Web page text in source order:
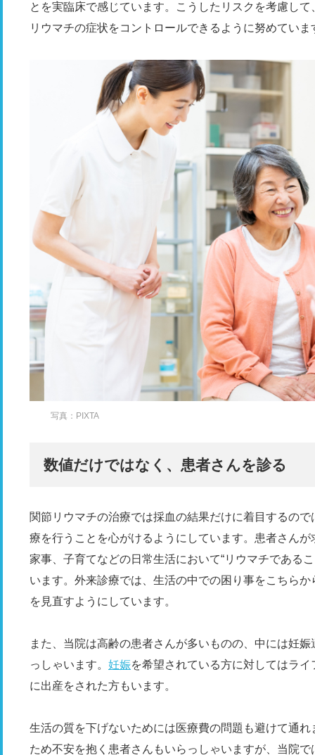
とを実臨床で感じています。こうしたリスクを考慮し
リウマチの症状をコントロールできるように努めていま
写真：PIXTA
数値だけではなく、患者さんを診る
関節リウマチの治療では採血の結果だけに着目するの
療を行うことを心がけるようにしています。患者さん
家事、子育てなどの日常生活において“リウマチである
います。外来診療では、生活の中での困り事をこちら
を見直すようにしています。
また、当院は高齢の患者さんが多いものの、中には妊
っしゃいます。 妊娠を希望されている方に対してはラ
に出産をされた方もいます。
生活の質を下げないためには医療費の問題も避けて通
ため不安を抱く患者さんもいらっしゃいますが、当院